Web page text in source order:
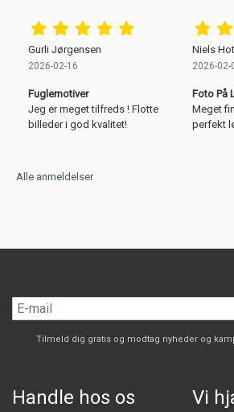
Gurli Jørgensen
2026-02-16
Fuglemotiver
Jeg er meget tilfreds ! Flotte
billeder i god kvalitet!
Niels
2026-02-
Foto På
Meget
perfekt
Alle anmeldelser
Tilmeld dig gratis og modtag nyheder og
Handle hos os Vi